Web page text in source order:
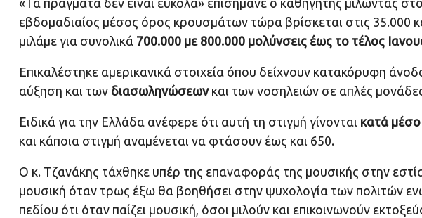
«Τα πράγματα δεν είναι εύκολα» επισήμανε ο καθηγητής μιλώντας
εβδομαδιαίος μέσος όρος κρουσμάτων τώρα βρίσκεται στις 35.000
μιλάμε για συνολικά 700.000 με 800.000 μολύνσεις έως το τέλος
Επικαλέστηκε αμερικανικά στοιχεία όπου δείχνουν κατακόρυφη
αύξηση και των διασωληνώσεωνκαι των νοσηλειών σε απλές
Ειδικά για την Ελλάδα ανέφερε ότι αυτή τη στιγμή γίνονται κατά
και κάποια στιγμή αναμένεται να φτάσουν έως και 650.
Ο κ. Τζανάκης τάχθηκε υπέρ της επαναφοράς της μουσικής στην
μουσική όταν τρως έξω θα βοηθήσει στην ψυχολογία των πολιτών
πεδίου ότι όταν παίζει μουσική, όσοι μιλούν και επικοινωνούν